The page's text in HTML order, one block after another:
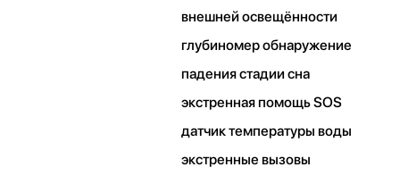
внешней освещённости
глубиномер обнаружение
падения стадии сна
экстренная помощь SOS
датчик температуры воды
экстренные вызовы